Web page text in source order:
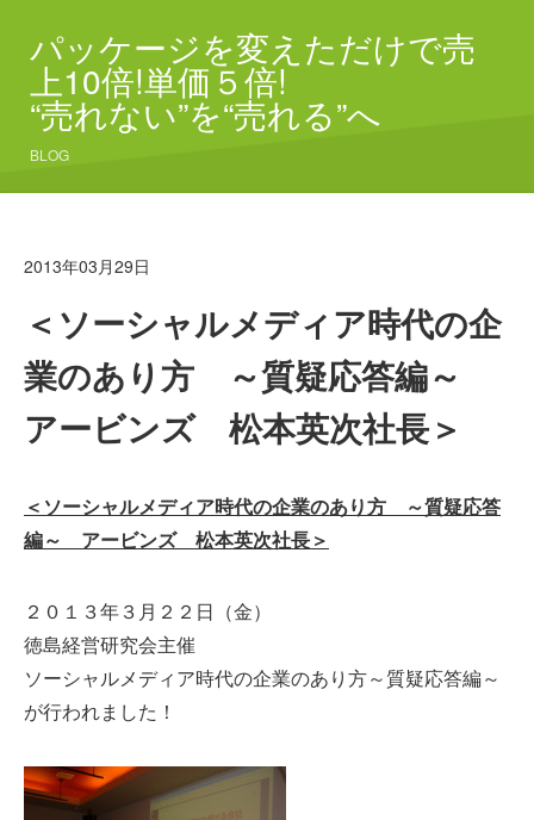
パッケージを変えただけで売
上10倍!単価５倍!
“売れない”を“売れる”へ
BLOG
2013年03月29日
＜ソーシャルメディア時代の企
業のあり方 ～質疑応答編～
アービンズ 松本英次社長＞
＜ソーシャルメディア時代の企業のあり方 ～質疑応答
編～ アービンズ 松本英次社長＞
２０１３年３月２２日（金）
徳島経営研究会主催
ソーシャルメディア時代の企業のあり方～質疑応答編～
が行われました！